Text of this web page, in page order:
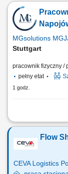
infrastruktury
produkcyjne.
usterki oraz
przy utrzymaniu
MGsolutions
Stuttgart
pracownik fizyczny /
pełny etat
1 godz.
Twoje zadania:
Naklejanie etykiet i
wyrobów; Wsparcie
Flow
CEVA Logistics